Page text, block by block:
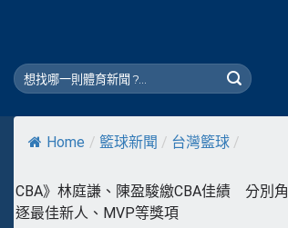
Home / 籃球新聞 / 台灣籃球 /
CBA》林庭謙、陳盈駿繳CBA佳績 分別角
逐最佳新人、MVP等獎項